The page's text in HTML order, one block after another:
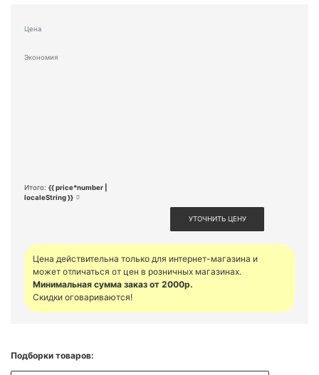
Цена
Экономия
Итого: {{ price*number |
localeString }}
УТОЧНИТЬ ЦЕНУ
Цена действительна только для интернет-магазина и
может отличаться от цен в розничных магазинах.
Минимальная сумма заказ от 2000р.
Скидки оговариваются!
Подборки товаров: